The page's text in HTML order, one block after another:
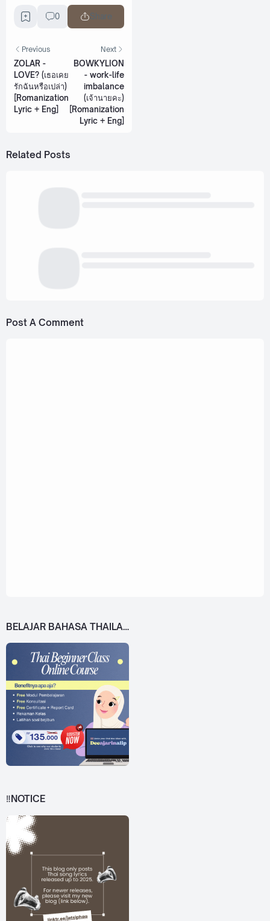
0 Share
Previous
ZOLAR -
LOVE? (เธอเคย
รักฉันหรือเปล่า)
[Romanization
Lyric + Eng]
Next
BOWKYLION
- work-life
imbalance
(เจ้านายคะ)
[Romanization
Lyric + Eng]
Related Posts
Post A Comment
BELAJAR BAHASA THAILAND DARI 0!
‼️NOTICE